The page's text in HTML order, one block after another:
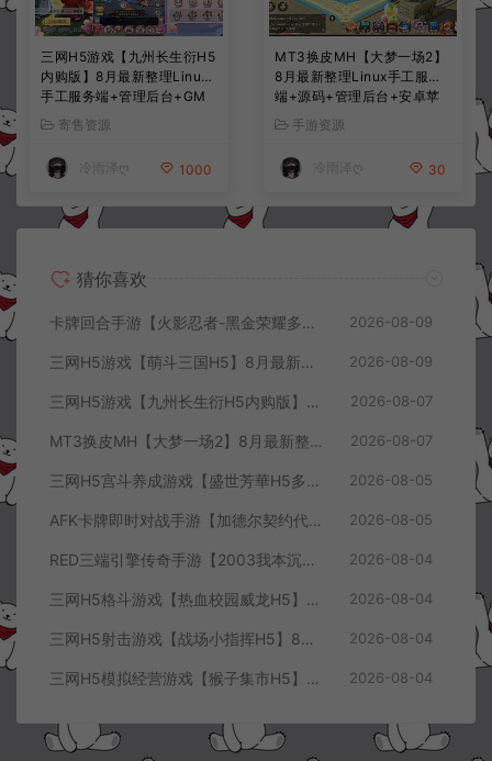
三网H5游戏【九州长生衍H5
内购版】8月最新整理Linux
手工服务端+管理后台+GM
授权后台+简易安卓客户端
+详细搭建教程+视频教程
寄售资源
冷雨泽ღ 1000
MT3换皮MH【大梦一场2】
8月最新整理Linux手工服务
端+源码+管理后台+安卓苹
果双端+详细搭建教程+视频
教程
手游资源
冷雨泽ღ 30
猜你喜欢
卡牌回合手游【火影忍者-黑金荣耀多区跨服平台币内购版】8月最新整理Linux手工服务端+CDK授权后台+安卓+详细搭建教程+视频教程 2026-08-09
三网H5游戏【萌斗三国H5】8月最新整理Win一键服务端+GM充值后台+简易安卓客户端+详细搭建教程+视频教程 2026-08-09
三网H5游戏【九州长生衍H5内购版】8月最新整理Linux手工服务端+管理后台+GM授权后台+简易安卓客户端+详细搭建教程+视频教程 2026-08-07
MT3换皮MH【大梦一场2】8月最新整理Linux手工服务端+源码+管理后台+安卓苹果双端+详细搭建教程+视频教程 2026-08-07
三网H5宫斗养成游戏【盛世芳華H5多区跨服代金券内购优化版】8月最新整理Linux手工服务端+CDK授权后台+全资源安卓+详细搭建教程+视频教程 2026-08-05
AFK卡牌即时对战手游【加德尔契约代金券内购修复版】8月最新整理Linux手工服务端+前后端全套源码+CDK授权后台+安卓苹果双端+详细搭建教程+视频教程 2026-08-05
RED三端引擎传奇手游【2003我本沉默三职业】8月最新整理Win一键服务端+PC安卓+详细搭建教程 2026-08-04
三网H5格斗游戏【热血校园威龙H5】8月最新整理Linux手工服务端+Win一键服务端+解压即玩+简易安卓客户端+详细搭建教程 2026-08-04
三网H5射击游戏【战场小指挥H5】8月最新整理Linux手工服务端+Win一键服务端+解压即玩+简易安卓客户端+详细搭建教程 2026-08-04
三网H5模拟经营游戏【猴子集市H5】8月最新整理Linux手工服务端+Win一键服务端+解压即玩+简易安卓客户端+详细搭建教程 2026-08-04